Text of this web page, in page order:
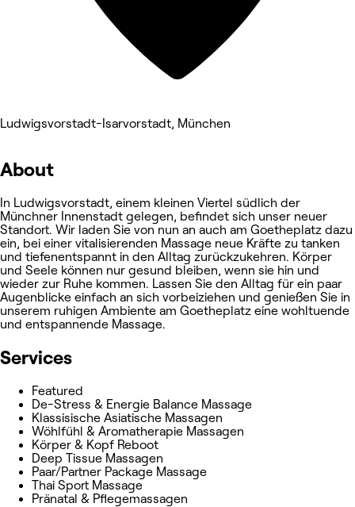
Ludwigsvorstadt-Isarvorstadt, München
About
In Ludwigsvorstadt, einem kleinen Viertel südlich der
Münchner Innenstadt gelegen, befindet sich unser neuer
Standort. Wir laden Sie von nun an auch am Goetheplatz dazu
ein, bei einer vitalisierenden Massage neue Kräfte zu tanken
und tiefenentspannt in den Alltag zurückzukehren. Körper
und Seele können nur gesund bleiben, wenn sie hin und
wieder zur Ruhe kommen. Lassen Sie den Alltag für ein paar
Augenblicke einfach an sich vorbeiziehen und genießen Sie in
unserem ruhigen Ambiente am Goetheplatz eine wohltuende
und entspannende Massage.
Services
Featured
De-Stress & Energie Balance Massage
Klassisische Asiatische Massagen
Wöhlfühl & Aromatherapie Massagen
Körper & Kopf Reboot
Deep Tissue Massagen
Paar/Partner Package Massage
Thai Sport Massage
Pränatal & Pflegemassagen